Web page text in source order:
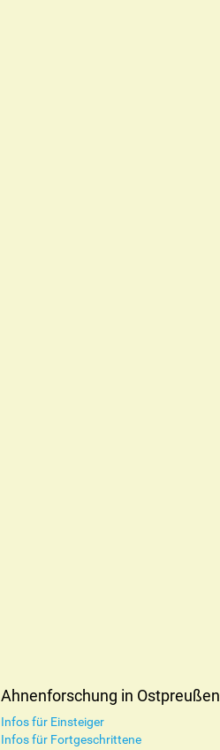
Ahnenforschung in Ostpreußen
Infos für Einsteiger
Infos für Fortgeschrittene